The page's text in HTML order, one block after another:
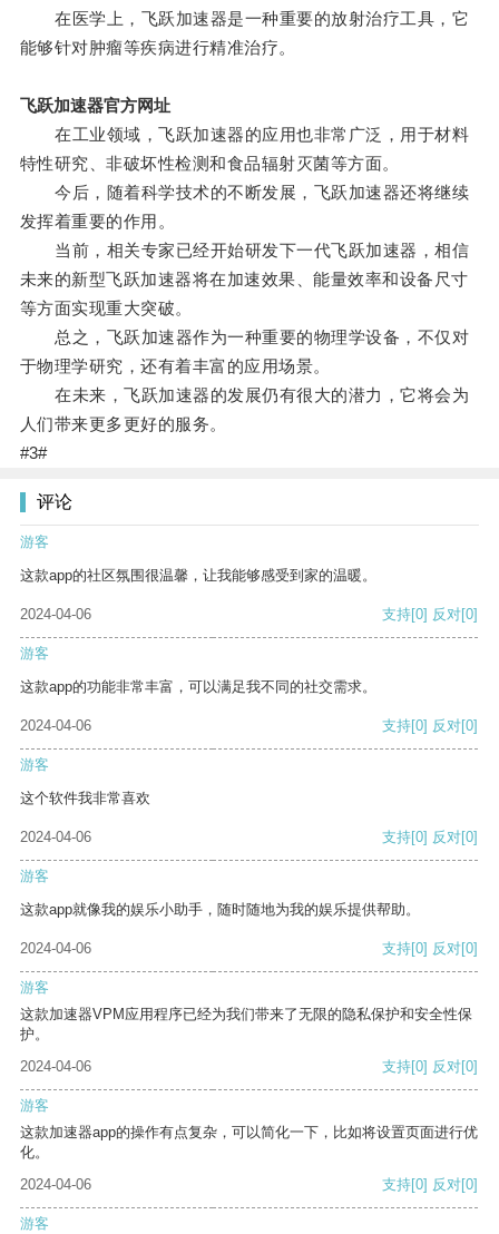
在医学上，飞跃加速器是一种重要的放射治疗工具，它
能够针对肿瘤等疾病进行精准治疗。
飞跃加速器官方网址
在工业领域，飞跃加速器的应用也非常广泛，用于材料
特性研究、非破坏性检测和食品辐射灭菌等方面。
今后，随着科学技术的不断发展，飞跃加速器还将继续
发挥着重要的作用。
当前，相关专家已经开始研发下一代飞跃加速器，相信
未来的新型飞跃加速器将在加速效果、能量效率和设备尺寸
等方面实现重大突破。
总之，飞跃加速器作为一种重要的物理学设备，不仅对
于物理学研究，还有着丰富的应用场景。
在未来，飞跃加速器的发展仍有很大的潜力，它将会为
人们带来更多更好的服务。
#3#
评论
游客
这款app的社区氛围很温馨，让我能够感受到家的温暖。
2024-04-06 支持[0] 反对[0]
游客
这款app的功能非常丰富，可以满足我不同的社交需求。
2024-04-06 支持[0] 反对[0]
游客
这个软件我非常喜欢
2024-04-06 支持[0] 反对[0]
游客
这款app就像我的娱乐小助手，随时随地为我的娱乐提供帮助。
2024-04-06 支持[0] 反对[0]
游客
这款加速器VPM应用程序已经为我们带来了无限的隐私保护和安全性保
护。
2024-04-06
支持[0] 反对[0]
游客
这款加速器app的操作有点复杂，可以简化一下，比如将设置页面进行优
化。
2024-04-06
支持[0] 反对[0]
游客